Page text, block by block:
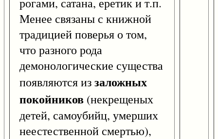
Менее связаны с книжной
традицией поверья о том,
что разного рода
демонологические существа
появляются иззаложных
покойников (некрещеных
детей, самоубийц, умерших
неестественной смертью),